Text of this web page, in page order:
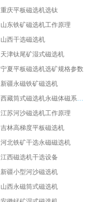
重庆平板磁选机选钛
山东铁矿磁选机工作原理
山西干选磁选机
天津钛尾矿湿式磁选机
宁夏平板磁选机选矿规格参数
新疆永磁铁矿磁选机
西藏筒式磁选机永磁体磁系设计
江苏河沙磁选机工作原理
吉林高梯度平板磁选机
河北铁矿干选永磁磁选机
江西磁选机干选设备
新疆小型河沙磁选机
山西永磁筒式磁选机